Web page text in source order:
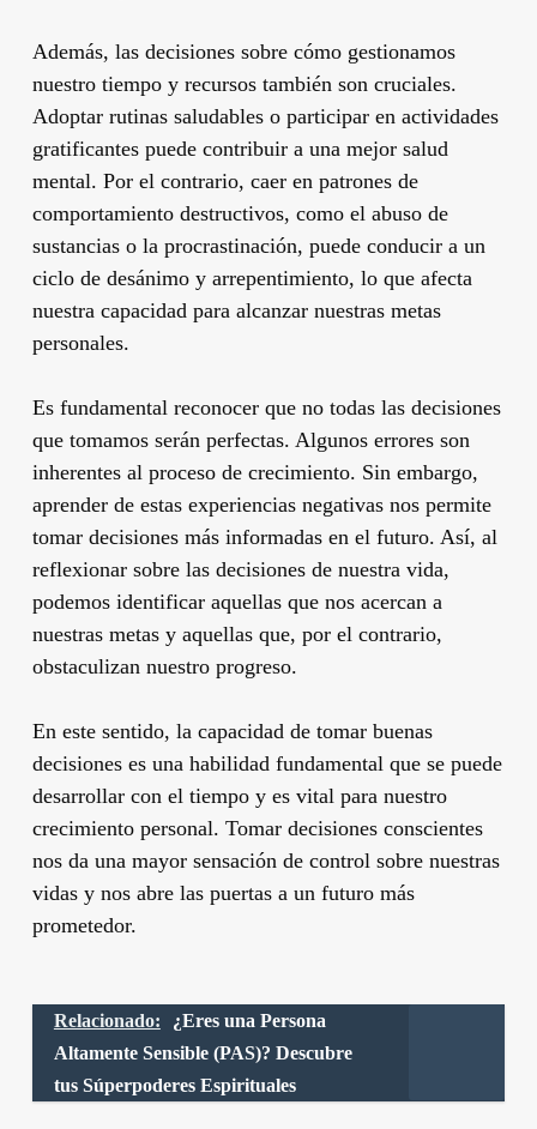
Además, las decisiones sobre cómo gestionamos
nuestro tiempo y recursos también son cruciales.
Adoptar rutinas saludables o participar en actividades
gratificantes puede contribuir a una mejor salud
mental. Por el contrario, caer en patrones de
comportamiento destructivos, como el abuso de
sustancias o la procrastinación, puede conducir a un
ciclo de desánimo y arrepentimiento, lo que afecta
nuestra capacidad para alcanzar nuestras metas
personales.
Es fundamental reconocer que no todas las decisiones
que tomamos serán perfectas. Algunos errores son
inherentes al proceso de crecimiento. Sin embargo,
aprender de estas experiencias negativas nos permite
tomar decisiones más informadas en el futuro. Así, al
reflexionar sobre las decisiones de nuestra vida,
podemos identificar aquellas que nos acercan a
nuestras metas y aquellas que, por el contrario,
obstaculizan nuestro progreso.
En este sentido, la capacidad de tomar buenas
decisiones es una habilidad fundamental que se puede
desarrollar con el tiempo y es vital para nuestro
crecimiento personal. Tomar decisiones conscientes
nos da una mayor sensación de control sobre nuestras
vidas y nos abre las puertas a un futuro más
prometedor.
Relacionado:
¿Eres una Persona
Altamente Sensible (PAS)? Descubre
tus Súperpoderes Espirituales